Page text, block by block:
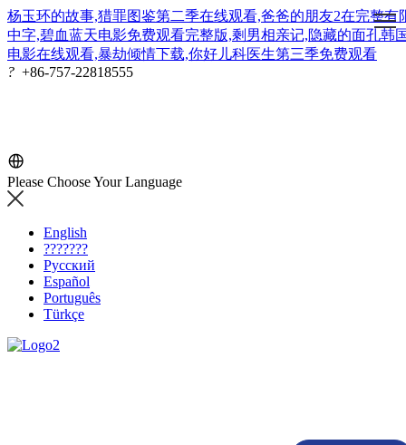
杨玉环的故事,猎罪图鉴第二季在线观看,爸爸的朋友2在完整有
中字,碧血蓝天电影免费观看完整版,剩男相亲记,隐藏的面孔韩
电影在线观看,暴劫倾情下载,你好儿科医生第三季免费观看
? +86-757-22818555
Please Choose Your Language
English
???????
Русский
Español
Português
Türkçe